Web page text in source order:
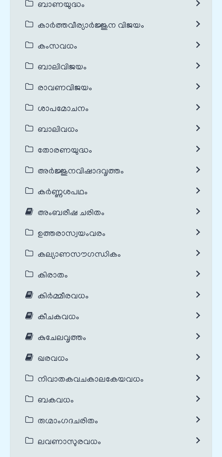
ബാണയുദ്ധം
കാർത്തവീര്യാർജ്ജുന വിജയം
കംസവധം
ബാലിവിജയം
രാവണവിജയം
ശാപമോചനം
ബാലിവധം
തോരണയുദ്ധം
അർജ്ജുനവിഷാദവൃത്തം
കർണ്ണശപഥം
അംബരീഷ ചരിതം
ഉത്തരാസ്വയംവരം
കല്യാണസൗഗന്ധികം
കിരാതം
കിർമ്മീരവധം
കീചകവധം
കുചേലവൃത്തം
ഖരവധം
നിവാതകവചകാലകേയവധം
ബകവധം
രുഗ്മാംഗദചരിതം
ലവണാസുരവധം